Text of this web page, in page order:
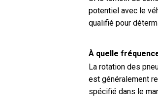
potentiel avec le
qualifié pour
À quelle
La rotation des
est généralement
spécifié dans le